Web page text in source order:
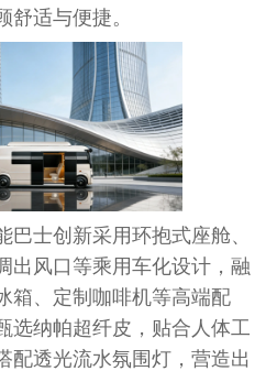
适与便捷。
巴士创新采用环抱式座舱、
出风口等乘用车化设计，融
箱、定制咖啡机等高端配
选纳帕超纤皮，贴合人体工
配透光流水氛围灯，营造出